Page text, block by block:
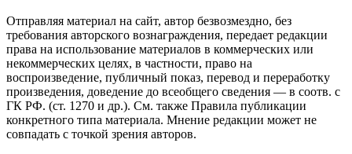
Отправляя материал на сайт, автор безвозмездно, без
требования авторского вознаграждения, передает редакции
права на использование материалов в коммерческих или
некоммерческих целях, в частности, право на
воспроизведение, публичный показ, перевод и переработку
произведения, доведение до всеобщего сведения — в соотв. с
ГК РФ. (ст. 1270 и др.). См. также Правила публикации
конкретного типа материала. Мнение редакции может не
совпадать с точкой зрения авторов.